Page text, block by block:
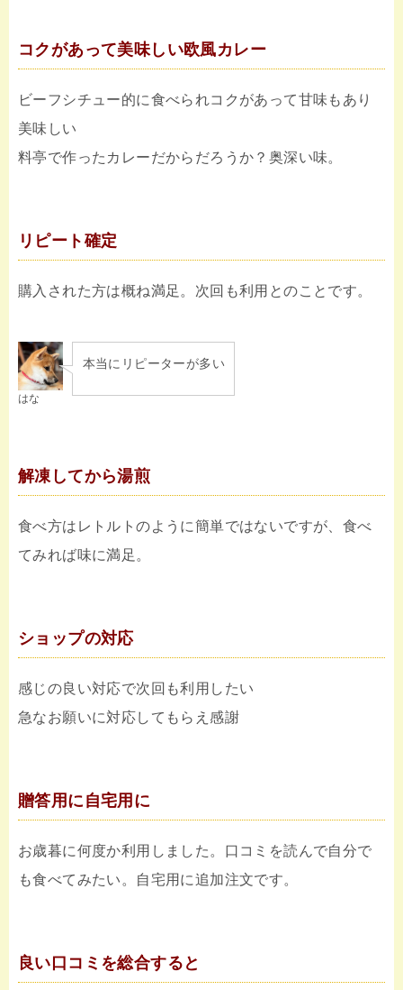
コクがあって美味しい欧風カレー
ビーフシチュー的に食べられコクがあって甘味もあり
美味しい
料亭で作ったカレーだからだろうか？奥深い味。
リピート確定
購入された方は概ね満足。次回も利用とのことです。
はな
本当にリピーターが多い
解凍してから湯煎
食べ方はレトルトのように簡単ではないですが、食べ
てみれば味に満足。
ショップの対応
感じの良い対応で次回も利用したい
急なお願いに対応してもらえ感謝
贈答用に自宅用に
お歳暮に何度か利用しました。口コミを読んで自分で
も食べてみたい。自宅用に追加注文です。
良い口コミを総合すると